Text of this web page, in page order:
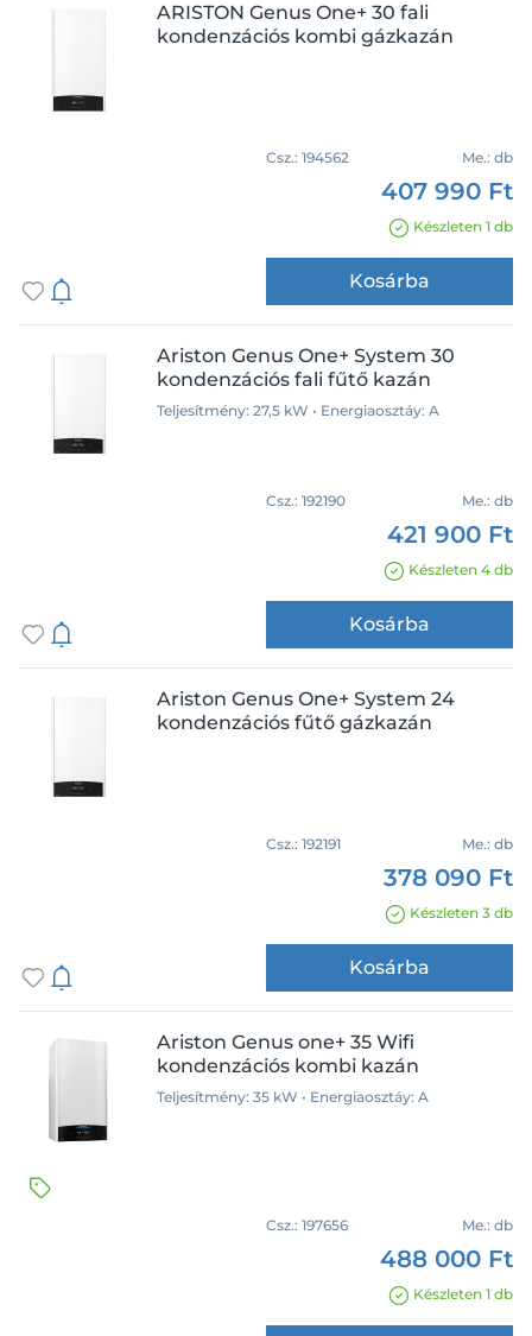
ARISTON Genus One+ 30 fali
kondenzációs kombi gázkazán
Csz.: 194562 Me.: db
407 990 Ft
Készleten 1 db
Kosárba
Ariston Genus One+ System 30
kondenzációs fali fűtő kazán
Teljesítmény: 27,5 kW • Energiaosztáy: A
Csz.: 192190 Me.: db
421 900 Ft
Készleten 4 db
Kosárba
Ariston Genus One+ System 24
kondenzációs fűtő gázkazán
Csz.: 192191 Me.: db
378 090 Ft
Készleten 3 db
Kosárba
Ariston Genus one+ 35 Wifi
kondenzációs kombi kazán
Teljesítmény: 35 kW • Energiaosztáy: A
Csz.: 197656 Me.: db
488 000 Ft
Készleten 1 db